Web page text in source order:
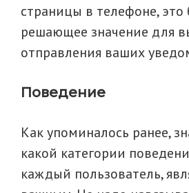
страницы в телефоне, это
решающее значение для
отправления ваших
Поведение
Как упоминалось ранее,
какой категории
каждый пользователь,